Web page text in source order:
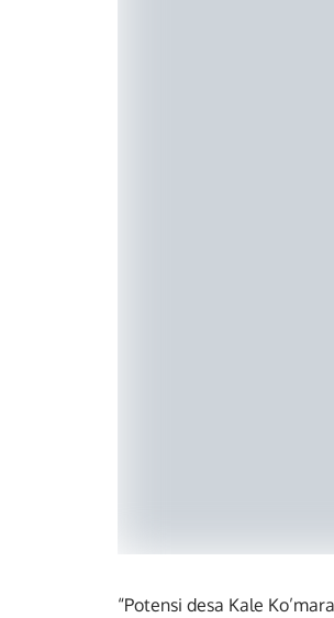
“Potensi desa Kale